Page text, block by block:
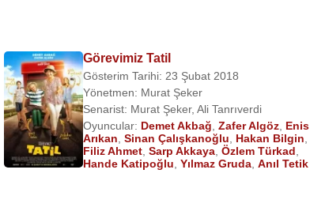
Görevimiz Tatil
Gösterim Tarihi: 23 Şubat 2018
Yönetmen: Murat Şeker
Senarist: Murat Şeker,Ali Tanrıverdi
Oyuncular: Demet Akbağ ,Zafer Algöz Enis
Arıkan ,Sinan Çalışkanoğlu Hakan Bilgin
Filiz Ahmet ,Sarp Akkaya ,Özlem Türkad
Hande Katipoğlu ,Yılmaz Gruda ,Anıl Tetik